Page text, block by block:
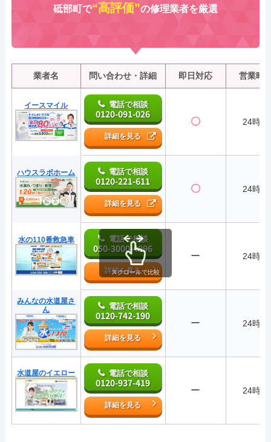
砥部町で“高評価”の修理業者を厳選
業者名 問い合わせ・詳細 即日対応 営業時
イースマイル 電話で相談
0120-091-026
詳細を見る
〇 24時間
ハウスラボホーム 電話で相談
0120-221-611
詳細を見る
〇 24時間
水の110番救急車 電話で相談
050-3000-4096
詳細を見る
ー 24時間
みんなの水道屋さ
ん
電話で相談
0120-742-190
詳細を見る
ー 24時間
水道屋のイエロー 電話で相談
0120-937-419
詳細を見る
ー 24時間
スクロールで比較